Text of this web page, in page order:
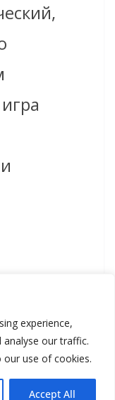
experience,
analyse our traffic.
our use of cookies.
Accept All
byWordPress